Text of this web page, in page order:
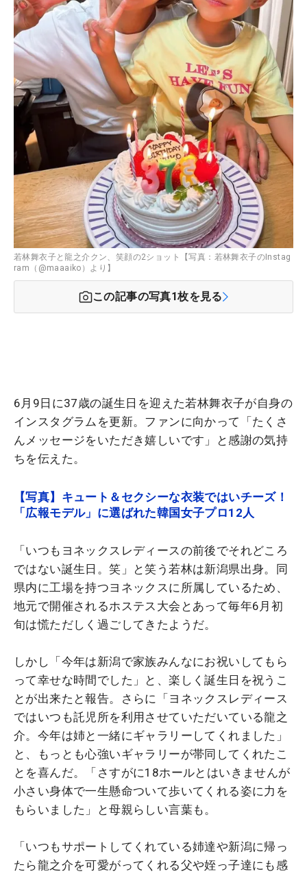
若林舞衣子と龍之介クン、笑顔の2ショット【写真：若林舞衣子のInstag
ram（@maaaiko）より】
この記事の写真1枚を見る
6月9日に37歳の誕生日を迎えた若林舞衣子が自身の
インスタグラムを更新。ファンに向かって「たくさ
んメッセージをいただき嬉しいです」と感謝の気持
ちを伝えた。
【写真】キュート＆セクシーな衣装ではいチーズ！
「広報モデル」に選ばれた韓国女子プロ12人
「いつもヨネックスレディースの前後でそれどころ
ではない誕生日。笑」と笑う若林は新潟県出身。同
県内に工場を持つヨネックスに所属しているため、
地元で開催されるホステス大会とあって毎年6月初
旬は慌ただしく過ごしてきたようだ。
しかし「今年は新潟で家族みんなにお祝いしてもら
って幸せな時間でした」と、楽しく誕生日を祝うこ
とが出来たと報告。さらに「ヨネックスレディース
ではいつも託児所を利用させていただいている龍之
介。今年は姉と一緒にギャラリーしてくれました」
と、もっとも心強いギャラリーが帯同してくれたこ
とを喜んだ。「さすがに18ホールとはいきませんが
小さい身体で一生懸命ついて歩いてくれる姿に力を
もらいました」と母親らしい言葉も。
「いつもサポートしてくれている姉達や新潟に帰っ
たら龍之介を可愛がってくれる父や姪っ子達にも感